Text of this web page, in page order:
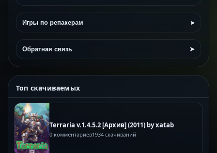
Игры по репакерам ▸
Обратная связь ➤
Топ скачиваемых
Terraria v.1.4.5.2 [Архив] (2011) by xatab
0 комментариев1934 скачиваний